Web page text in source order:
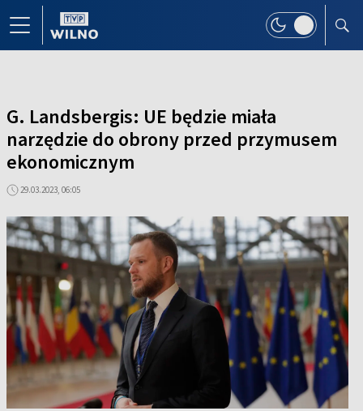
G. Landsbergis: UE będzie miała
narzędzie do obrony przed przymusem
ekonomicznym
29.03.2023, 06:05